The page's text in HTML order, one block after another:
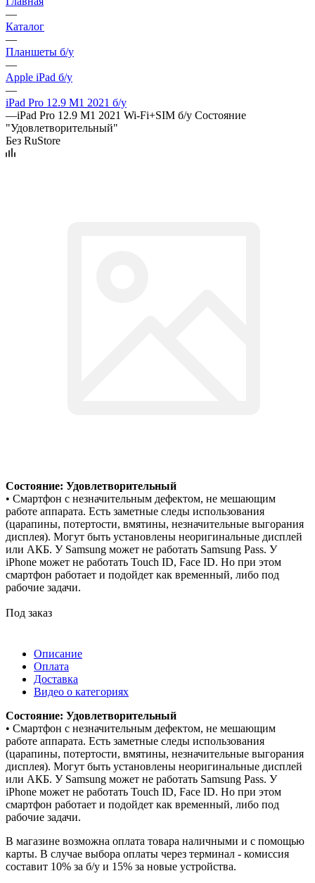
—
Каталог
—
Планшеты б/у
—
Apple iPad б/у
—
iPad Pro 12.9 M1 2021 б/у
—iPad Pro 12.9 M1 2021 Wi-Fi+SIM б/у Состояние
"Удовлетворительный"
Без RuStore
Состояние: Удовлетворительный
• Смартфон с незначительным дефектом, не мешающим
работе аппарата. Есть заметные следы использования
(царапины, потертости, вмятины, незначительные выгорания
дисплея). Могут быть установлены неоригинальные дисплей
или АКБ. У Samsung может не работать Samsung Pass. У
iPhone может не работать Touch ID, Face ID. Но при этом
смартфон работает и подойдет как временный, либо под
рабочие задачи.
Под заказ
Описание
Оплата
Доставка
Видео о категориях
Состояние: Удовлетворительный
• Смартфон с незначительным дефектом, не мешающим
работе аппарата. Есть заметные следы использования
(царапины, потертости, вмятины, незначительные выгорания
дисплея). Могут быть установлены неоригинальные дисплей
или АКБ. У Samsung может не работать Samsung Pass. У
iPhone может не работать Touch ID, Face ID. Но при этом
смартфон работает и подойдет как временный, либо под
рабочие задачи.
В магазине возможна оплата товара наличными и с помощью
карты. В случае выбора оплаты через терминал - комиссия
составит 10% за б/у и 15% за новые устройства.